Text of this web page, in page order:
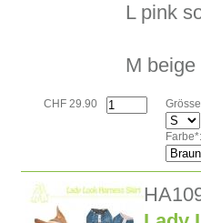
L pink
M
CHF 29.90
Farbe*: